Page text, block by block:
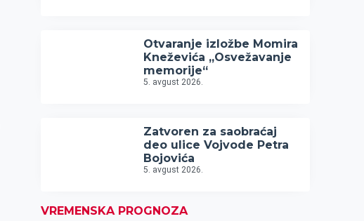
Otvaranje izložbe Momira
Kneževića „Osvežavanje
memorije“
5. avgust 2026.
Zatvoren za saobraćaj
deo ulice Vojvode Petra
Bojovića
5. avgust 2026.
VREMENSKA PROGNOZA